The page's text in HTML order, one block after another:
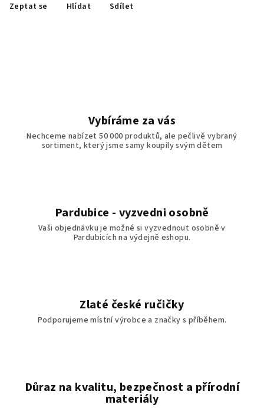
Zeptat se Hlídat Sdílet
Vybíráme za vás
Nechceme nabízet 50 000 produktů, ale pečlivě vybraný
sortiment, který jsme samy koupily svým dětem
Pardubice - vyzvedni osobně
Vaši objednávku je možné si vyzvednout osobně v
Pardubicích na výdejně eshopu.
Zlaté české ručičky
Podporujeme místní výrobce a značky s příběhem.
Důraz na kvalitu, bezpečnost a přírodní
materiály